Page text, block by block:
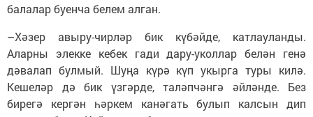
балалар буенча белем алган.
–Хәзер авыру-чирләр бик күбәйде, катлауланды.
Аларны элекке кебек гади дару-уколлар белән генә
дәвалап булмый. Шуңа күрә күп укырга туры килә.
Кешеләр дә бик үзгәрде, таләпчәнгә әйләнде. Без
бирегә кергән һәркем канәгать булып калсын дип